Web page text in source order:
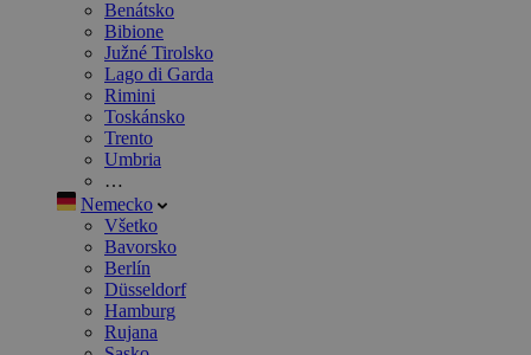
Benátsko
Bibione
Južné Tirolsko
Lago di Garda
Rimini
Toskánsko
Trento
Umbria
…
Nemecko
Všetko
Bavorsko
Berlín
Düsseldorf
Hamburg
Rujana